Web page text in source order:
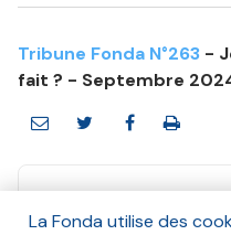
Tribune Fonda N°263 -
fait ? - Septembre
La Fonda utilise des